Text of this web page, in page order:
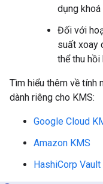
dụng
Đối với
suất xoay
thể thu hồi
Tìm hiểu thêm về tính
dành riêng cho KMS:
Google Cloud
Amazon KMS
HashiCorp Vault